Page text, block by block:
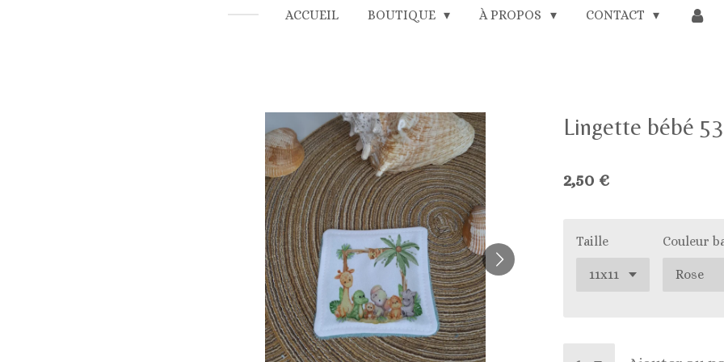
ACCUEIL BOUTIQUE À PROPOS CONTACT
Lingette bébé 53
2,50 €
Taille Couleur